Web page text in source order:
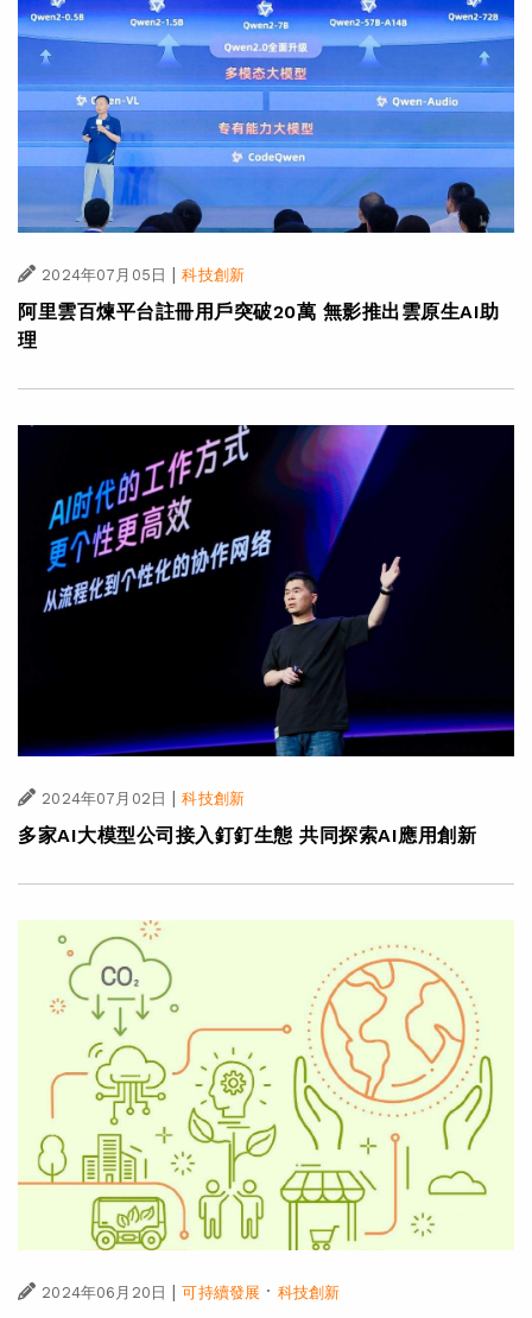
2024年07月05日 | 科技創新
阿里雲百煉平台註冊用戶突破20萬 無影推出雲原生AI助
理
2024年07月02日 | 科技創新
多家AI大模型公司接入釘釘生態 共同探索AI應用創新
2024年06月20日 可持續發展 · 科技創新